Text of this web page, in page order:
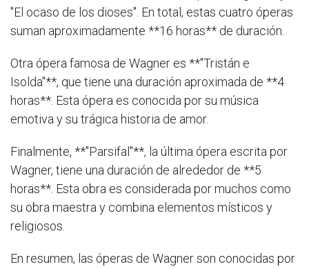
"El ocaso de los dioses". En total, estas cuatro óperas
suman aproximadamente **16 horas** de duración.
Otra ópera famosa de Wagner es **"Tristán e
Isolda"**, que tiene una duración aproximada de **4
horas**. Esta ópera es conocida por su música
emotiva y su trágica historia de amor.
Finalmente, **"Parsifal"**, la última ópera escrita por
Wagner, tiene una duración de alrededor de **5
horas**. Esta obra es considerada por muchos como
su obra maestra y combina elementos místicos y
religiosos.
En resumen, las óperas de Wagner son conocidas por